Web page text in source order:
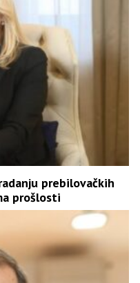
prebilovačkih
prošlosti